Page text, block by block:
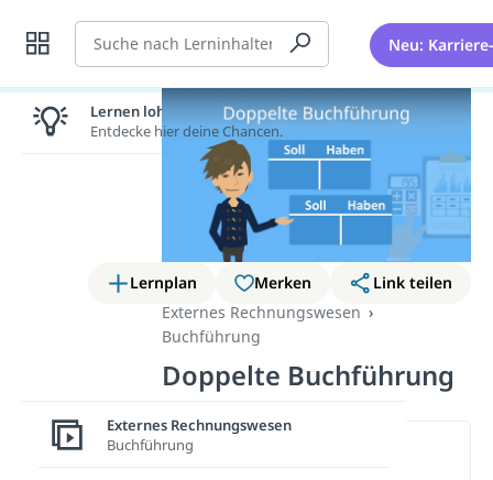
Suche Neu:
Lernplan Merken
Link teilen
Externes Rechnungswesen
Buchführung
Doppelte Buchführung
Wichtige Inhalte in diesem
Lernen lohnt sich!
Entdecke hier deine Chancen.
Externes Rechnungswesen
Buchführung